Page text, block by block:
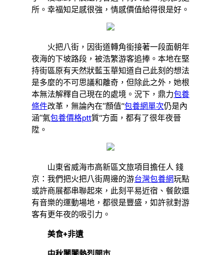
所。幸福知足感很強，情感價值給得很是好。
火把八街，因街道轉角銜接著一段面朝年
夜海的下坡路段，被浩繁游客追捧。本地在堅
持街區原有天然狀藍玉華知道自己此刻的想法
是多麼的不可思議和離奇，但除此之外，她根
本無法解釋自己現在的處境。況下，鼎力包養
條件改革，無論內在“顏值”包養網單次仍是內
涵“氣包養價格ptt質”方面，都有了很年夜晉
陞。
山東省威海市高新區文旅項目擔任人 錢
京：我們把火把八街周邊的游台灣包養網玩點
或許商展都串聯起來，此刻平易近宿、餐飲還
有音樂的運動場地，都很是豐盛，如許就對游
客有更年夜的吸引力。
美食+非遺